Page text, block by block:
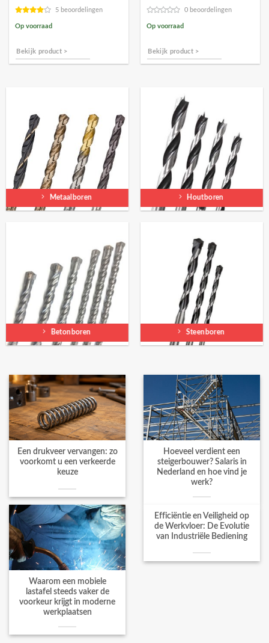
5 beoordelingen
Op voorraad
Bekijk product >
0 beoordelingen
Op voorraad
Bekijk product >
Metaalboren Houtboren
Betonboren Steenboren
Een drukveer vervangen: zo
voorkomt u een verkeerde
keuze
Hoeveel verdient een
steigerbouwer? Salaris in
Nederland en hoe vind je
werk?
Waarom een mobiele
lastafel steeds vaker de
voorkeur krijgt in moderne
werkplaatsen
Efficiëntie en Veiligheid op
de Werkvloer: De Evolutie
van Industriële Bediening